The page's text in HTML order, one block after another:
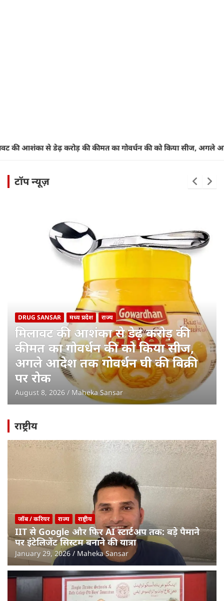
कीमत का गोवर्धन की को किया सीज, अगले आदेश तक गोवर्धन घी की
टॉप न्यूज़
DRUG SANSAR मध्य प्रदेश राज्य
मिलावट की आशंका से डेढ़ करोड़ की
कीमत का गोवर्धन की को किया सीज,
अगले आदेश तक गोवर्धन घी की बिक्री
पर रोक
August 8, 2026 Maheka Sansar
राष्ट्रीय
जॉब / करियर राज्य राष्ट्रीय
IIT से Google और फिर AI स्टार्टअप तक: बड़े पैमाने
पर इंटेलिजेंट सिस्टम बनाने की यात्रा
January 29, 2026 Maheka Sansar